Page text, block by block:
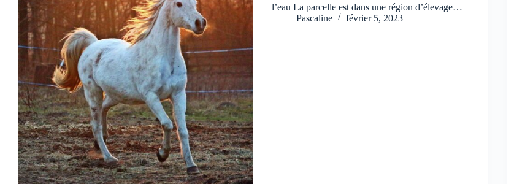
l’eau La parcelle est dans une région d’élevage…
Pascaline
février 5, 2023